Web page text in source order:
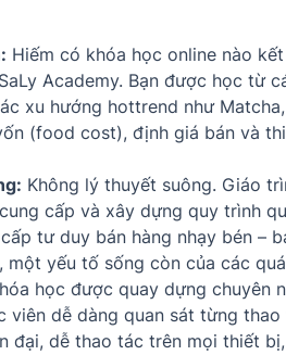
Hiếm có khóa học online nào
Academy. Bạn được học từ
xu hướng hottrend như
(food cost), định giá bán và
Không lý thuyết suông. Giáo
cấp và xây dựng quy trình
tư duy bán hàng nhạy bén –
yếu tố sống còn của các
học được quay dựng chuyên
viên dễ dàng quan sát từng
đại, dễ thao tác trên mọi thiết